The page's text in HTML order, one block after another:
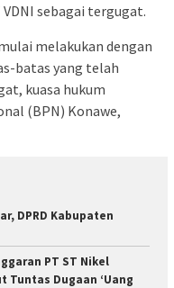
sebagai tergugat.
melakukan dengan
batas yang telah
kuasa hukum
(BPN) Konawe,
DPRD Kabupaten
PT ST Nikel
Tuntas Dugaan ‘Uang